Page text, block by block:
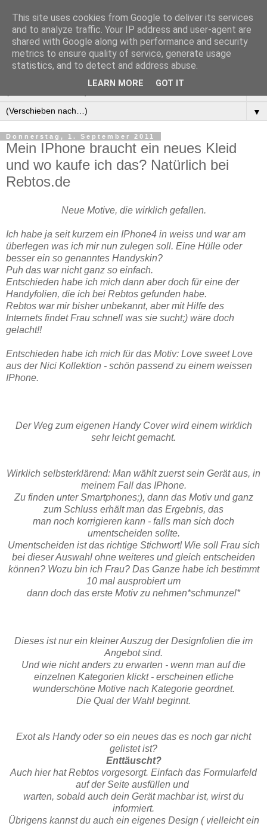
Manus Testwelt, alles
außer langweilig
▼
Donnerstag, 1. September 2011
Mein IPhone braucht ein neues Kleid
und wo kaufe ich das? Natürlich bei
Rebtos.de
Neue Motive, die wirklich gefallen.
Ich habe ja seit kurzem ein IPhone4 in weiss und war am
überlegen was ich mir nun zulegen soll. Eine Hülle oder
besser ein so genanntes Handyskin?
Puh das war nicht ganz so einfach.
Entschieden habe ich mich dann aber doch für eine der
Handyfolien, die ich bei Rebtos gefunden habe.
Rebtos war mir bisher unbekannt, aber mit Hilfe des
Internets findet Frau schnell was sie sucht;) wäre doch
gelacht!!
Entschieden habe ich mich für das Motiv: Love sweet Love
aus der Nici Kollektion - schön passend zu einem weissen
IPhone.
Der Weg zum eigenen Handy Cover wird einem wirklich
sehr leicht gemacht.
Wirklich selbsterklärend: Man wählt zuerst sein Gerät aus, in
meinem Fall das IPhone.
Zu finden unter Smartphones;), dann das Motiv und ganz
zum Schluss erhält man das Ergebnis, das
man noch korrigieren kann - falls man sich doch
umentscheiden sollte.
Umentscheiden ist das richtige Stichwort! Wie soll Frau sich
bei dieser Auswahl ohne weiteres und gleich entscheiden
können? Wozu bin ich Frau? Das Ganze habe ich bestimmt
10 mal ausprobiert um
dann doch das erste Motiv zu nehmen*schmunzel*
Dieses ist nur ein kleiner Auszug der Designfolien die im
Angebot sind.
Und wie nicht anders zu erwarten - wenn man auf die
einzelnen Kategorien klickt - erscheinen etliche
wunderschöne Motive nach Kategorie geordnet.
Die Qual der Wahl beginnt.
Exot als Handy oder so ein neues das es noch gar nicht
gelistet ist?
Enttäuscht?
Auch hier hat Rebtos vorgesorgt. Einfach das Formularfeld
auf der Seite ausfüllen und
warten, sobald auch dein Gerät machbar ist, wirst du
informiert.
Übrigens kannst du auch ein eigenes Design ( vielleicht ein
This site uses cookies from Google to deliver its services
and to analyze traffic. Your IP address and user-agent are
shared with Google along with performance and security
metrics to ensure quality of service, generate usage
statistics, and to detect and address abuse.
LEARN MORE GOT IT